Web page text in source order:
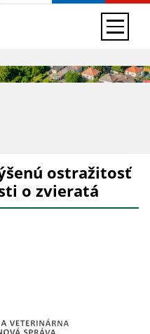
ostražitosť
o zvieratá